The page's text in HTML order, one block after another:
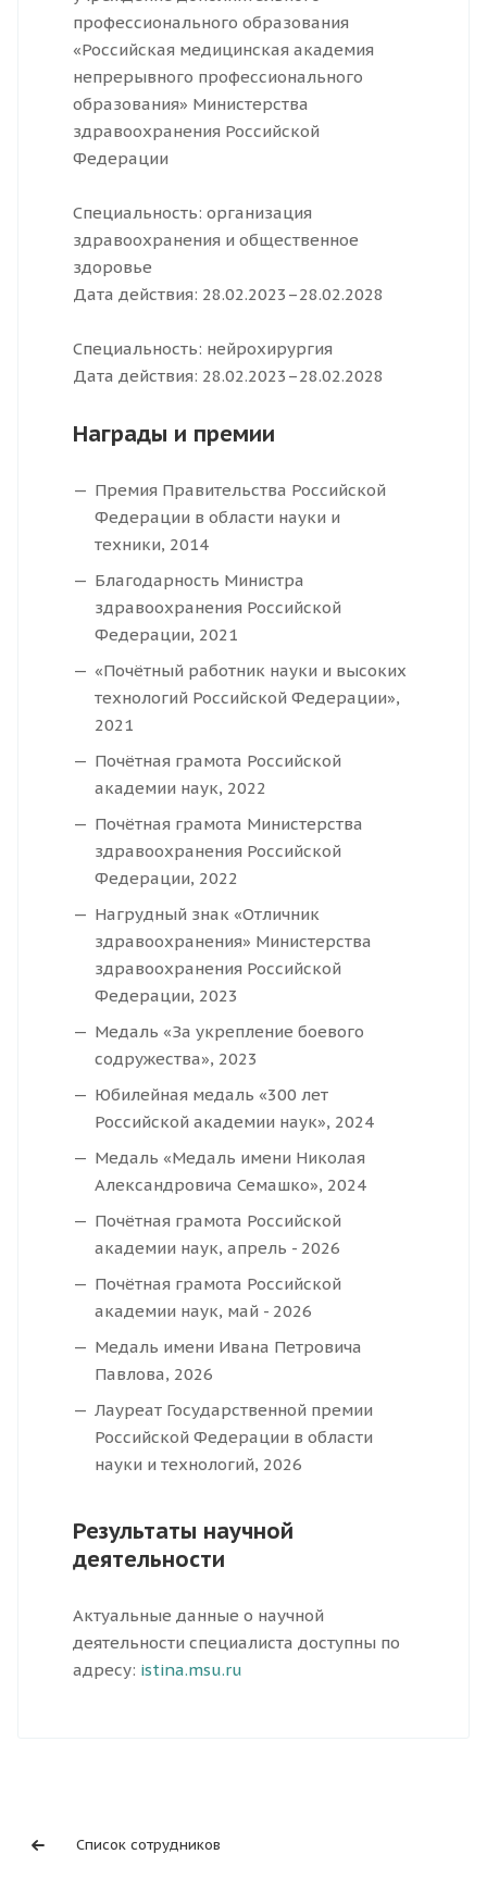
профессионального образования
«Российская медицинская академия
непрерывного профессионального
образования» Министерства
здравоохранения Российской
Федерации
Специальность: организация
здравоохранения и общественное
здоровье
Дата действия: 28.02.2023–28.02.2028
Специальность: нейрохирургия
Дата действия: 28.02.2023–28.02.2028
Награды и премии
Премия Правительства Российской
Федерации в области науки и
техники, 2014
Благодарность Министра
здравоохранения Российской
Федерации, 2021
«Почётный работник науки и высоких
технологий Российской Федерации»,
2021
Почётная грамота Российской
академии наук, 2022
Почётная грамота Министерства
здравоохранения Российской
Федерации, 2022
Нагрудный знак «Отличник
здравоохранения» Министерства
здравоохранения Российской
Федерации, 2023
Медаль «За укрепление боевого
содружества», 2023
Юбилейная медаль «300 лет
Российской академии наук», 2024
Медаль «Медаль имени Николая
Александровича Семашко», 2024
Почётная грамота Российской
академии наук, апрель - 2026
Почётная грамота Российской
академии наук, май - 2026
Медаль имени Ивана Петровича
Павлова, 2026
Лауреат Государственной премии
Российской Федерации в области
науки и технологий, 2026
Результаты научной
деятельности
Актуальные данные о научной
деятельности специалиста доступны по
адресу: istina.msu.ru
Список сотрудников